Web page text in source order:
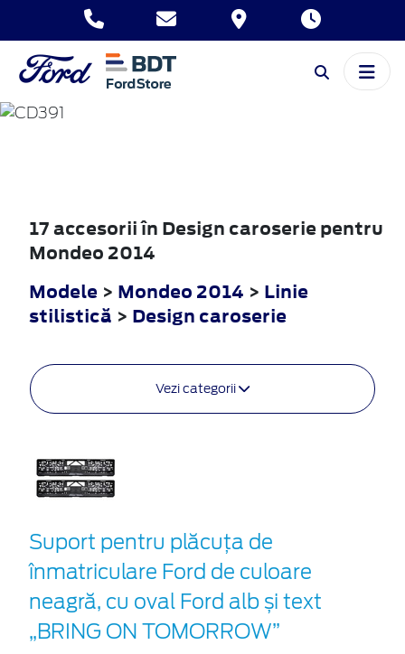
MONDEO
17 accesorii în Design caroserie pentru
Mondeo 2014
Modele > Mondeo 2014 > Linie
stilistică > Design caroserie
Vezi categorii
Suport pentru plăcuța de
înmatriculare Ford de culoare
neagră, cu oval Ford alb și text
„BRING ON TOMORROW”